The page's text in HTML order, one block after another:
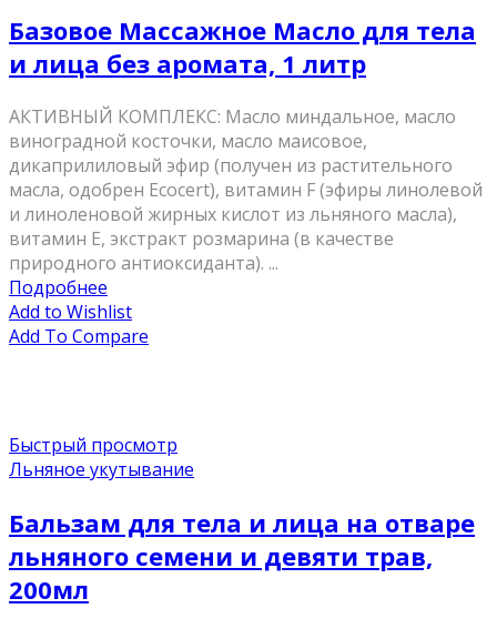
Базовое Массажное Масло для тела
и лица без аромата, 1 литр
АКТИВНЫЙ КОМПЛЕКС: Масло миндальное, масло
виноградной косточки, масло маисовое,
дикаприлиловый эфир (получен из растительного
масла, одобрен Ecocert), витамин F (эфиры линолевой
и линоленовой жирных кислот из льняного масла),
витамин Е, экстракт розмарина (в качестве
природного антиоксиданта). ...
Подробнее
Add to Wishlist
Add To Compare
Быстрый просмотр
Льняное укутывание
Бальзам для тела и лица на отваре
льняного семени и девяти трав,
200мл